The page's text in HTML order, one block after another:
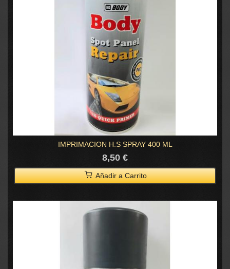
IMPRIMACION H.S SPRAY 400 ML
8,50 €
Añadir a Carrito